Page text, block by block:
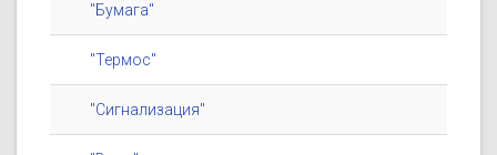
"Бумага"
"Термос"
"Сигнализация"